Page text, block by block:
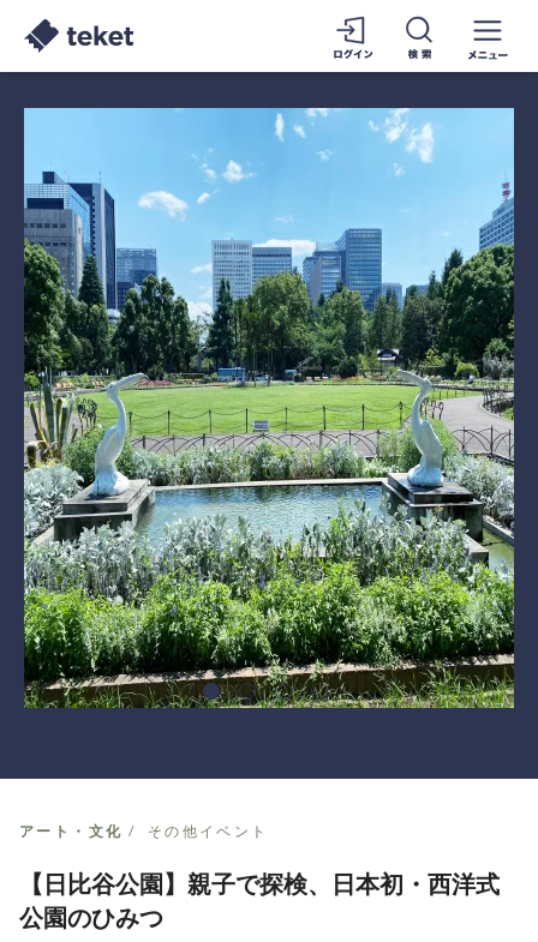
アート・文化 その他イベント
【日比谷公園】親子で探検、日本初・西洋式
公園のひみつ